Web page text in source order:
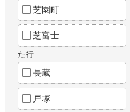
芝園町
芝富士
た行
長蔵
戸塚